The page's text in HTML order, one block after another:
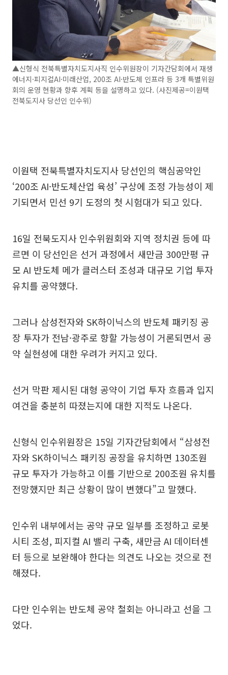
▲신형식 전북특별자치도지사직 인수위원장이 기자간담회에서 재생
에너지·피지컬AI·미래산업, 200조 AI·반도체 인프라 등 3개 특별위원
회의 운영 현황과 향후 계획 등을 설명하고 있다. (사진제공=이원택
전북도지사 당선인 인수위)
이원택 전북특별자치도지사 당선인의 핵심공약인
‘200조 AI·반도체산업 육성’ 구상에 조정 가능성이 제
기되면서 민선 9기 도정의 첫 시험대가 되고 있다.
16일 전북도지사 인수위원회와 지역 정치권 등에 따
르면 이 당선인은 선거 과정에서 새만금 300만평 규
모 AI 반도체 메가 클러스터 조성과 대규모 기업 투자
유치를 공약했다.
그러나 삼성전자와 SK하이닉스의 반도체 패키징 공
장 투자가 전남·광주로 향할 가능성이 거론되면서 공
약 실현성에 대한 우려가 커지고 있다.
선거 막판 제시된 대형 공약이 기업 투자 흐름과 입지
여건을 충분히 따졌는지에 대한 지적도 나온다.
신형식 인수위원장은 15일 기자간담회에서 “삼성전
자와 SK하이닉스 패키징 공장을 유치하면 130조원
규모 투자가 가능하고 이를 기반으로 200조원 유치를
전망했지만 최근 상황이 많이 변했다”고 말했다.
인수위 내부에서는 공약 규모 일부를 조정하고 로봇
시티 조성, 피지컬 AI 밸리 구축, 새만금 AI 데이터센
터 등으로 보완해야 한다는 의견도 나오는 것으로 전
해졌다.
다만 인수위는 반도체 공약 철회는 아니라고 선을 그
었다.